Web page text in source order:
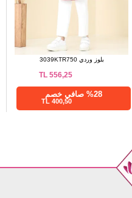
بلوز وردي 3039KTR750
556,25
%28 صافي خصم
400,50 TL